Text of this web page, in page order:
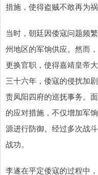
措施，使得盗贼不敢再为祸
当时，朝廷因倭寇问题频
州地区的军饷供应。然而
更换官职，使得嘉靖皇帝
三十六年，倭寇的侵扰加
责凤阳四府的巡抚事务。
的应对措施，不仅增加军
源进行防御。经过多次战
战功。
李遂在平定倭寇的过程中